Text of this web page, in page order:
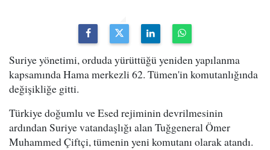
Suriye yönetimi, orduda yürüttüğü yeniden yapılanma
kapsamında Hama merkezli 62. Tümen'in komutanlığında
değişikliğe gitti.
Türkiye doğumlu ve Esed rejiminin devrilmesinin
ardından Suriye vatandaşlığı alan Tuğgeneral Ömer
Muhammed Çiftçi, tümenin yeni komutanı olarak atandı.